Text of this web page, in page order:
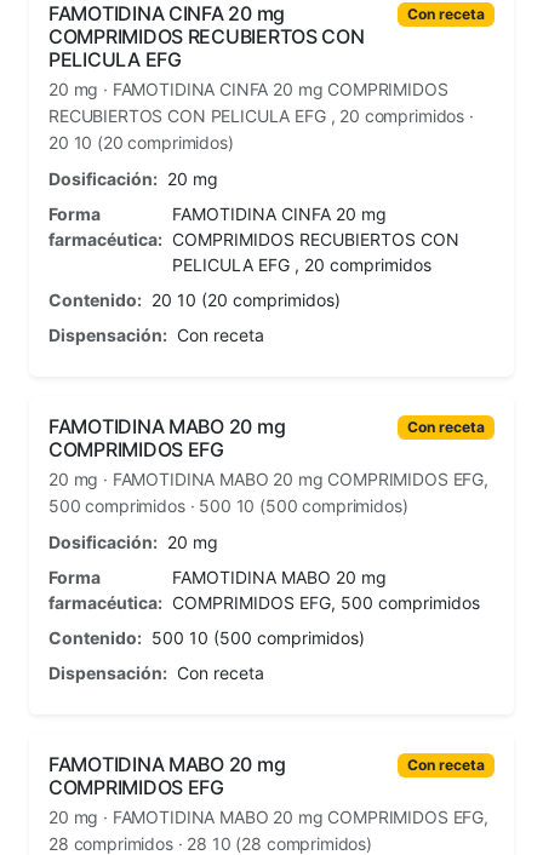
FAMOTIDINA CINFA 20 mg
COMPRIMIDOS RECUBIERTOS CON
PELICULA EFG
Con receta
20 mg · FAMOTIDINA CINFA 20 mg COMPRIMIDOS
RECUBIERTOS CON PELICULA EFG , 20 comprimidos ·
20 10 (20 comprimidos)
Dosificación: 20 mg
Forma
farmacéutica:
FAMOTIDINA CINFA 20 mg
COMPRIMIDOS RECUBIERTOS CON
PELICULA EFG , 20 comprimidos
Contenido: 20 10 (20 comprimidos)
Dispensación: Con receta
FAMOTIDINA MABO 20 mg
COMPRIMIDOS EFG
Con receta
20 mg · FAMOTIDINA MABO 20 mg COMPRIMIDOS EFG,
500 comprimidos · 500 10 (500 comprimidos)
Dosificación: 20 mg
Forma
farmacéutica:
FAMOTIDINA MABO 20 mg
COMPRIMIDOS EFG, 500 comprimidos
Contenido: 500 10 (500 comprimidos)
Dispensación: Con receta
FAMOTIDINA MABO 20 mg
COMPRIMIDOS EFG
Con receta
20 mg · FAMOTIDINA MABO 20 mg COMPRIMIDOS EFG,
28 comprimidos · 28 10 (28 comprimidos)